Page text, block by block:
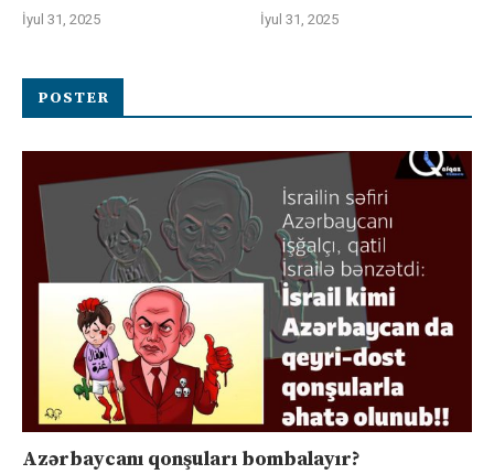
İyul 31, 2025 İyul 31, 2025
POSTER
Azərbaycanı qonşuları bombalayır?